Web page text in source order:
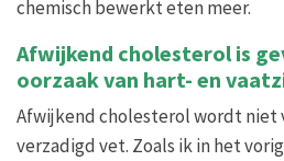
chemisch bewerkt eten meer.
Afwijkend cholesterol is
oorzaak van hart- en
Afwijkend cholesterol wordt niet
verzadigd vet. Zoals ik in het